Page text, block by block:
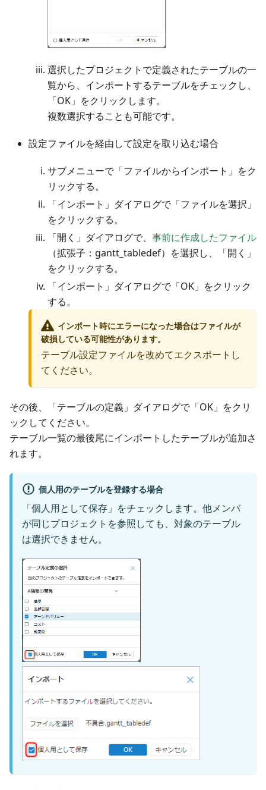
選択したプロジェクトで定義されたテーブルの一
覧から、インポートするテーブルをチェックし、
「OK」をクリックします。
複数選択することも可能です。
設定ファイルを経由して設定を取り込む場合
サブメニューで「ファイルからインポート」をク
リックする。
「インポート」ダイアログで「ファイルを選択」
をクリックする。
「開く」ダイアログで、 事前に作成したファイル
（拡張子：gantt_tabledef）を選択し、「開く」
をクリックする。
「インポート」ダイアログで「OK」をクリック
する。
インポート時にエラーになった場合はファイルが
破損している可能性があります。
テーブル設定ファイルを改めてエクスポートし
てください。
その後、「テーブルの定義」ダイアログで「OK」をクリ
ックしてください。
テーブル一覧の最後尾にインポートしたテーブルが追加さ
れます。
個人用のテーブルを登録する場合
「個人用として保存」をチェックします。他メンバ
が同じプロジェクトを参照しても、対象のテーブル
は選択できません。